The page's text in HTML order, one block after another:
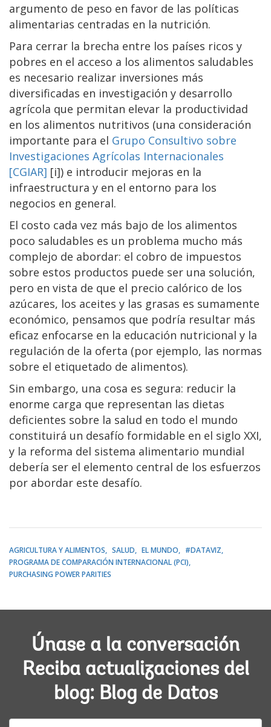
argumento de peso en favor de las políticas
alimentarias centradas en la nutrición.
Para cerrar la brecha entre los países ricos y
pobres en el acceso a los alimentos saludables
es necesario realizar inversiones más
diversificadas en investigación y desarrollo
agrícola que permitan elevar la productividad
en los alimentos nutritivos (una consideración
importante para el Grupo Consultivo sobre
Investigaciones Agrícolas Internacionales
[CGIAR] [i]) e introducir mejoras en la
infraestructura y en el entorno para los
negocios en general.
El costo cada vez más bajo de los alimentos
poco saludables es un problema mucho más
complejo de abordar: el cobro de impuestos
sobre estos productos puede ser una solución,
pero en vista de que el precio calórico de los
azúcares, los aceites y las grasas es sumamente
económico, pensamos que podría resultar más
eficaz enfocarse en la educación nutricional y la
regulación de la oferta (por ejemplo, las normas
sobre el etiquetado de alimentos).
Sin embargo, una cosa es segura: reducir la
enorme carga que representan las dietas
deficientes sobre la salud en todo el mundo
constituirá un desafío formidable en el siglo XXI,
y la reforma del sistema alimentario mundial
debería ser el elemento central de los esfuerzos
por abordar este desafío.
AGRICULTURA Y ALIMENTOS SALUD EL MUNDO
#DATAVIZ
PROGRAMA DE COMPARACIÓN INTERNACIONAL (PCI)
PURCHASING POWER PARITIES
Únase a la conversación
Reciba actualizaciones del
blog: Blog de Datos